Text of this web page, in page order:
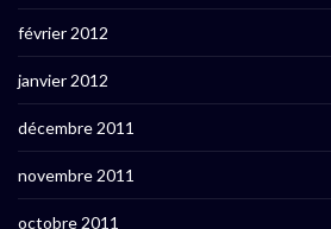
février 2012
janvier 2012
décembre 2011
novembre 2011
octobre 2011